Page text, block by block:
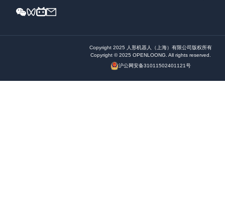
Copyright 2025 人形机器人（上海）有限公司版权所有
Copyright © 2025 OPENLOONG. All rights reserved.
沪公网安备31011502401121号